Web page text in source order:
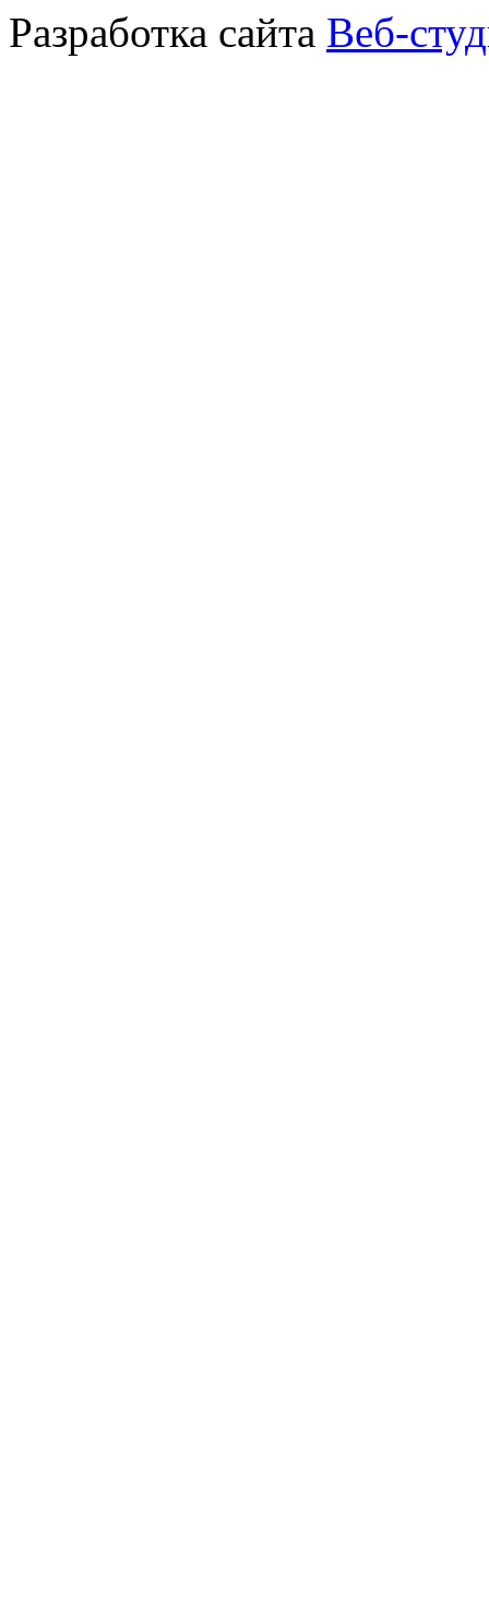
Разработка сайта Веб-